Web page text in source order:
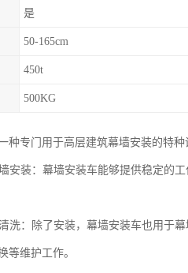
是
50-165cm
450t
500KG
种专门用于高层建筑幕墙安装的特
安装：幕墙安装车能够提供稳定的
洗：除了安装，幕墙安装车也用于
等维护工作。